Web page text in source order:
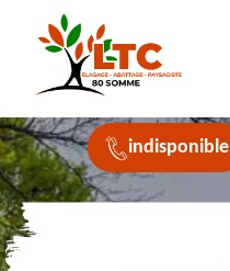
indisponible